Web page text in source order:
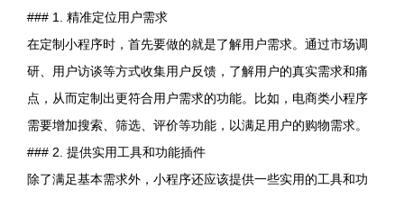
### 1. 精准定位用户需求
在定制小程序时，首先要做的就是了解用户需求。通过市场调
研、用户访谈等方式收集用户反馈，了解用户的真实需求和痛
点，从而定制出更符合用户需求的功能。比如，电商类小程序
需要增加搜索、筛选、评价等功能，以满足用户的购物需求。
### 2. 提供实用工具和功能插件
除了满足基本需求外，小程序还应该提供一些实用的工具和功